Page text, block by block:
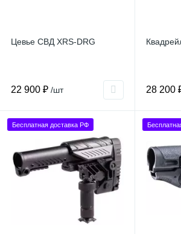
Цевье СВД XRS-DRG
22 900 ₽ /шт 28 200
Бесплатная доставка РФ